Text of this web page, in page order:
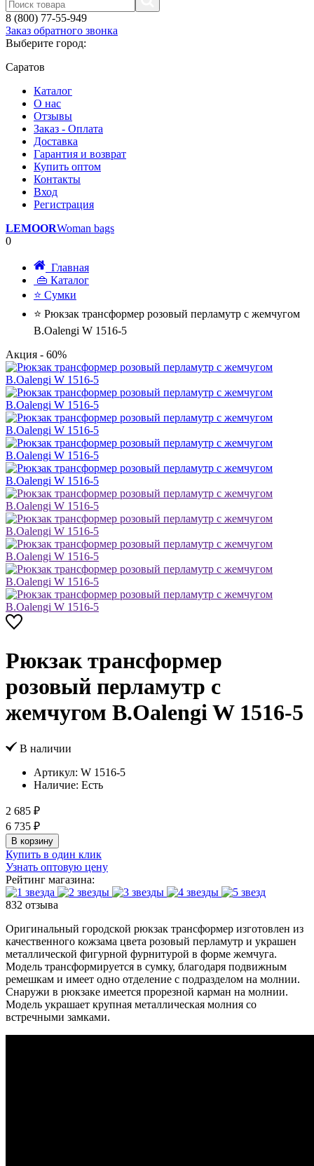
8 (800) 77-55-949
Заказ обратного звонка
Выберите город:
Саратов
Каталог
О нас
Отзывы
Заказ - Оплата
Доставка
Гарантия и возврат
Купить оптом
Контакты
Вход
Регистрация
LEMOORWoman bags
0
Главная
👜 Каталог
⭐ Сумки
⭐ Рюкзак трансформер розовый перламутр с жемчугом
B.Oalengi W 1516-5
Акция - 60%
Рюкзак трансформер
розовый перламутр с
жемчугом B.Oalengi W 1516-5
В наличии
Артикул: W 1516-5
Наличие: Есть
2 685 ₽
6 735 ₽
В корзину
Купить в один клик
Узнать оптовую цену
Рейтинг магазина:
832 отзыва
Оригинальный городской рюкзак трансформер изготовлен из
качественного кожзама цвета розовый перламутр и украшен
металлической фигурной фурнитурой в форме жемчуга.
Модель трансформируется в сумку, благодаря подвижным
ремешкам и имеет одно отделение с подразделом на молнии.
Снаружи в рюкзаке имеется прорезной карман на молнии.
Модель украшает крупная металлическая молния со
встречными замками.